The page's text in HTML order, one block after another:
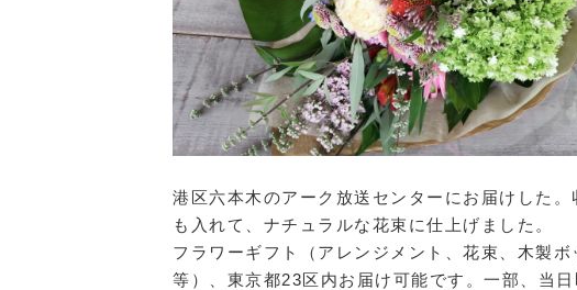
港区六本木のアーク放送センターにお届けした
も入れて、ナチュラルな花束に仕上げました。
フラワーギフト（アレンジメント、花束、木製
等）、東京都23区内お届け可能です。一部、当